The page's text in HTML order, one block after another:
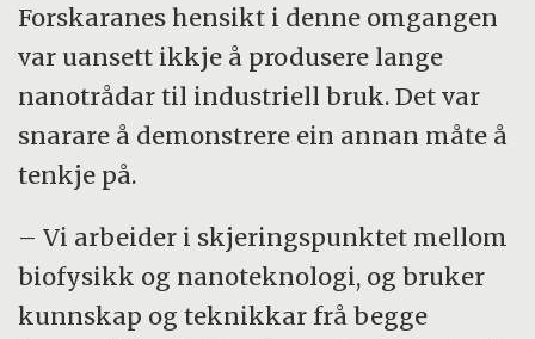
Forskaranes hensikt i denne omgangen
var uansett ikkje å produsere lange
nanotrådar til industriell bruk. Det var
snarare å demonstrere ein annan måte å
tenkje på.
– Vi arbeider i skjeringspunktet mellom
biofysikk og nanoteknologi, og bruker
kunnskap og teknikkar frå begge